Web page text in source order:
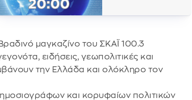
μαγκαζίνο του ΣΚΑΪ 100.3
ειδήσεις, γεωπολιτικές και
την Ελλάδα και ολόκληρο τον
και κορυφαίων πολιτικών